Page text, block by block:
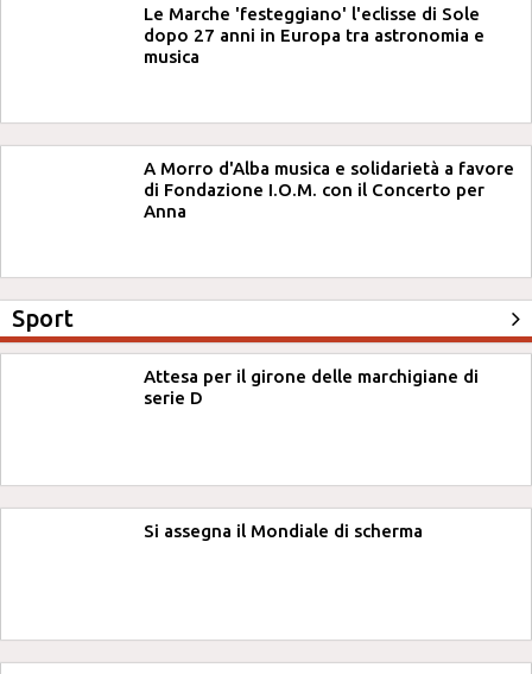
Le Marche 'festeggiano' l'eclisse di Sole
dopo 27 anni in Europa tra astronomia e
musica
A Morro d'Alba musica e solidarietà a favore
di Fondazione I.O.M. con il Concerto per
Anna
Sport
Attesa per il girone delle marchigiane di
serie D
Si assegna il Mondiale di scherma